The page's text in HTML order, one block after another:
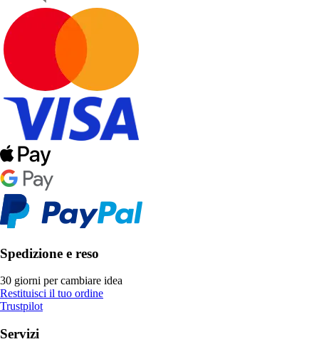
Spedizione e reso
30 giorni per cambiare idea
Restituisci il tuo ordine
Trustpilot
Servizi